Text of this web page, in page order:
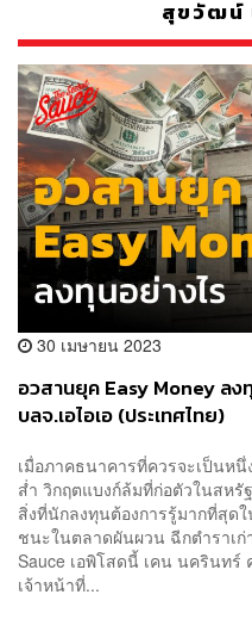
สุขวัฒน์
30 เมษายน 2023
อวสานยุค Easy Money ลง
บลจ.เอไอเอ (ประเทศไทย)
เมื่อภาคธนาคารที่ควรจะเป็นห
ส่ำ วิกฤตแบงก์ล้มที่ก่อตัวในสหรั
สิ่งที่นักลงทุนต้องการรู้มากที่สุดใ
ชนะในตลาดผันผวน ฉีกตำราเ
Sauce เอพิโสดนี้ เคน นครินท
เจ้าหน้าที่...